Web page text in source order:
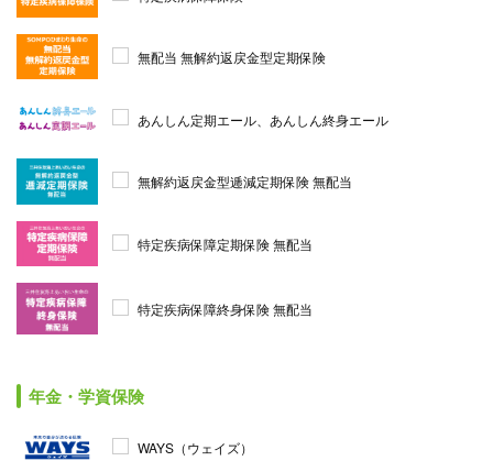
無配当 無解約返戻金型定期保険
あんしん定期エール、あんしん終身エール
無解約返戻金型逓減定期保険 無配当
特定疾病保障定期保険 無配当
特定疾病保障終身保険 無配当
年金・学資保険
WAYS（ウェイズ）